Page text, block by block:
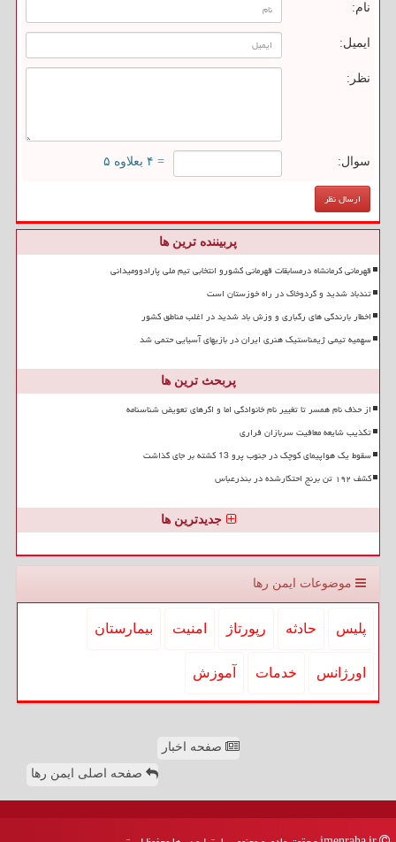
نام:
ایمیل:
نظر:
سوال: = ۴ بعلاوه ۵
پربیننده ترین ها
قهرمانی کرمانشاه درمسابقات قهرمانی کشورو انتخابی تیم ملی پارادوومیدانی
تندباد شدید و گردوخاک در راه خوزستان است
اخطار بارندگی های رگباری و وزش باد شدید در اغلب مناطق کشور
سهمیه تیمی ژیمناستیک هنری ایران در بازیهای آسیایی حتمی شد
پربحث ترین ها
از حذف نام همسر تا تغییر نام خانوادگی اما و اگرهای تعویض شناسنامه
تکذیب شایعه معافیت سربازان فراری
سقوط یک هواپیمای کوچک در جنوب پرو 13 کشته بر جای گذاشت
کشف ۱۹۲ تن برنج احتکارشده در بندرعباس
جدیدترین ها
موضوعات ایمن رها
پلیس حادثه رپورتاژ امنیت بیمارستان
اورژانس خدمات آموزش
صفحه اخبار
صفحه اصلی ایمن رها